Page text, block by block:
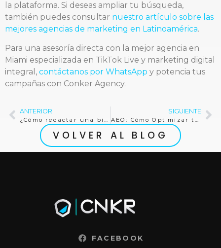
la plataforma. Si deseas ampliar tu búsqueda,
también puedes consultar nuestro artículo sobre las
mejores agencias de marketing en Latinoamérica.
Para una asesoría directa con la mejor agencia en
Miami especializada en TikTok Live y marketing digital
integral, contáctanos por WhatsApp y potencia tus
campañas con Conker Agency.
ANTERIOR
¿Cómo redactar una bio de Instagram que atraiga seguidores?
SIGUIENTE
AEO: Cómo Optimizar tu Contenido para Motores de Respuestas de IA
VOLVER AL BLOG
FACEBOOK